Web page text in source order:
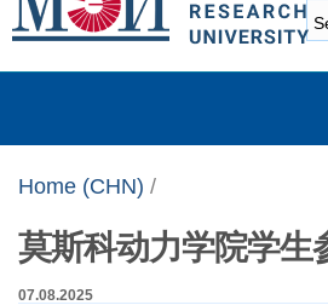
Home (CHN) /
莫斯科动力学院学生
07.08.2025